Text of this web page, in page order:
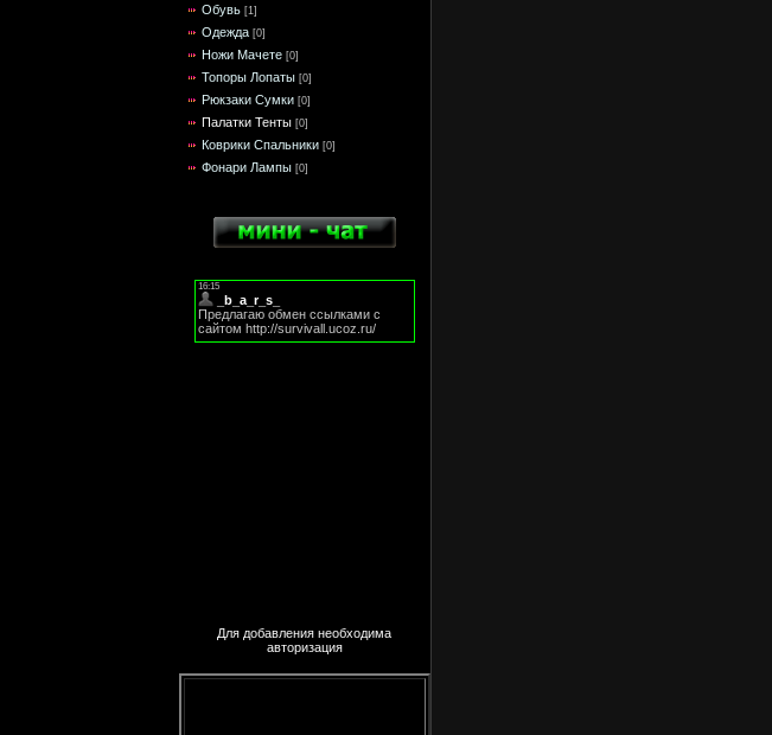
Обувь [1]
Одежда [0]
Ножи Мачете [0]
Топоры Лопаты [0]
Рюкзаки Сумки [0]
Палатки Тенты [0]
Коврики Спальники [0]
Фонари Лампы [0]
Для добавления необходима
авторизация